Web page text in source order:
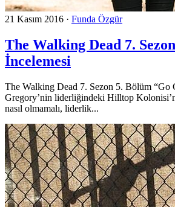
21 Kasım 2016 · Funda Özgür
The Walking Dead 7.
İncelemesi
The Walking Dead 7. Sezon 5. Bölüm “Go
Gregory’nin liderliğindeki Hilltop
nasıl olmamalı, liderlik...